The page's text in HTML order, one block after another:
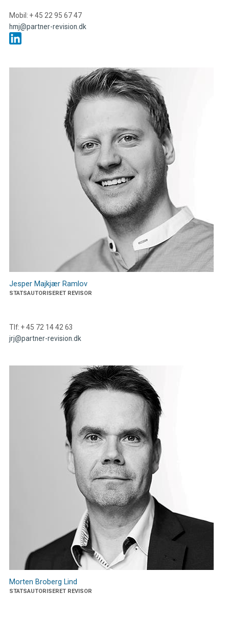
Mobil: + 45 22 95 67 47
hmj@partner-revision.dk
Jesper Majkjær Ramlov
STATSAUTORISERET REVISOR
Tlf: + 45 72 14 42 63
jrj@partner-revision.dk
Morten Broberg Lind
STATSAUTORISERET REVISOR